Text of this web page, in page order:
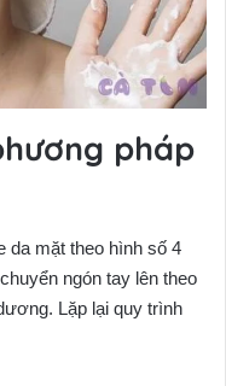
pháp
da mặt theo hình số 4
ngón tay lên theo
Lặp lại quy trình